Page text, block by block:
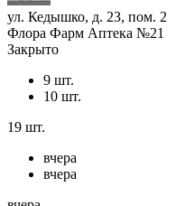
ул. Кедышко, д. 23, пом. 2
Флора Фарм Аптека №21
Закрыто
9 шт.
10 шт.
19 шт.
вчера
вчера